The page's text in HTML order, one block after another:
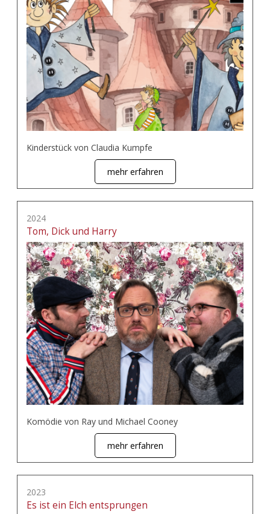
Kinderstück von Claudia Kumpfe
mehr erfahren
2024
Tom, Dick und Harry
Komödie von Ray und Michael Cooney
mehr erfahren
2023
Es ist ein Elch entsprungen